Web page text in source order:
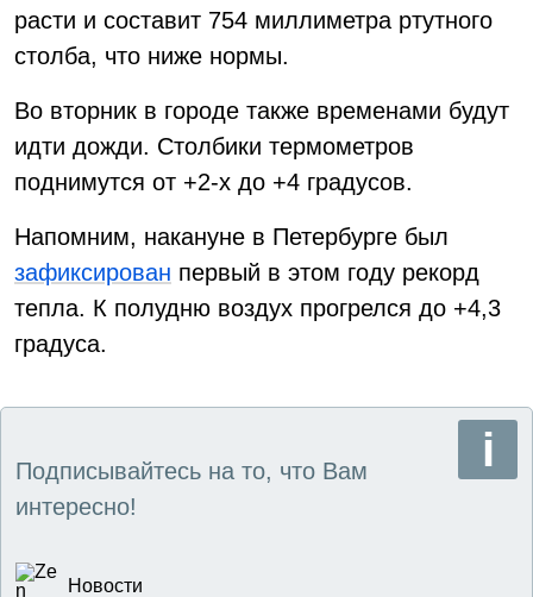
расти и составит 754 миллиметра ртутного
столба, что ниже нормы.
Во вторник в городе также временами будут
идти дожди. Столбики термометров
поднимутся от +2-х до +4 градусов.
Напомним, накануне в Петербурге был
зафиксирован первый в этом году рекорд
тепла. К полудню воздух прогрелся до +4,3
градуса.
Подписывайтесь на то, что Вам
интересно!
Новости